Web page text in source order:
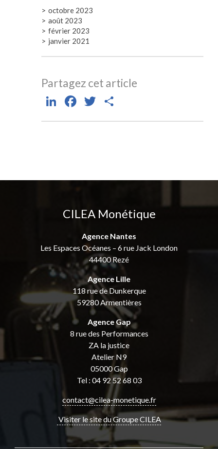
octobre 2023
août 2023
février 2023
janvier 2021
Partagez cet article
LinkedIn
Facebook
Twitter
CILEA Monétique
Agence Nantes
Les Espaces Océanes – 6 rue Jack London
44400 Rezé
Agence Lille
118 rue de Dunkerque
59280 Armentières
Agence Gap
8 rue des Performances
ZA la justice
Atelier N9
05000 Gap
Tel : 04 92 52 68 03
contact@cilea-monetique.fr
Visiter le site du Groupe CILEA